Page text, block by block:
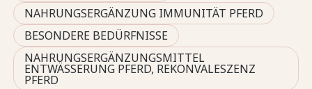
NAHRUNGSERGÄNZUNG IMMUNITÄT PFERD
BESONDERE BEDÜRFNISSE
NAHRUNGSERGÄNZUNGSMITTEL
ENTWÄSSERUNG PFERD, REKONVALESZENZ
PFERD